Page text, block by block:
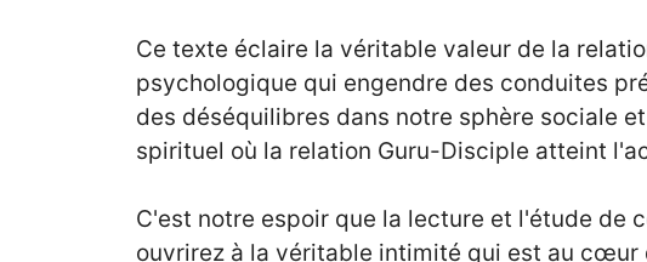
Ce texte éclaire la véritable valeur de la
psychologique qui engendre des conduites
des déséquilibres dans notre sphère sociale
spirituel où la relation Guru-Disciple atteint
C'est notre espoir que la lecture et l'étude de
ouvrirez à la véritable intimité qui est au cœur